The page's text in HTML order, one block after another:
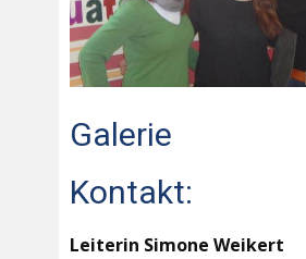
Galerie
Kontakt:
Leiterin Simone Weikert